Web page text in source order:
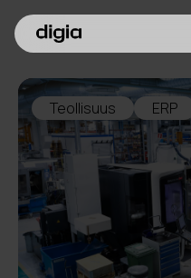
Palvelumme
Asiakkaamme
Inspiroidu
Digia yrityksenä
Sijoittajille
Teollisuus ERP